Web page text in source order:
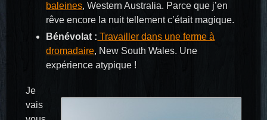
baleines, Western Australia. Parce que j’en
rêve encore la nuit tellement c’était magique.
Bénévolat : Travailler dans une ferme à
dromadaire, New South Wales. Une
expérience atypique !
Je
vais